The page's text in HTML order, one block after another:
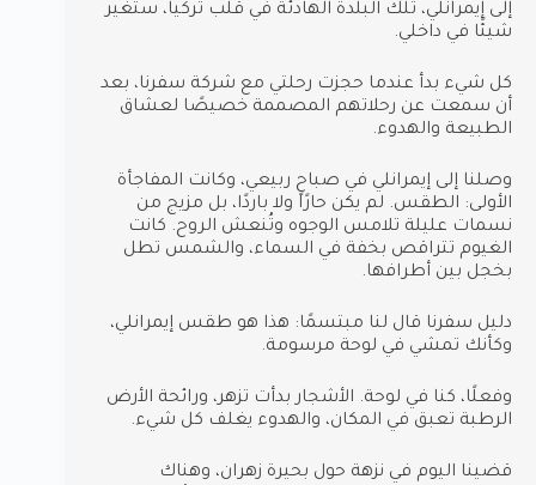
إلى إيمرانلي، تلك البلدة الهادئة في قلب تركيا، ستُغير
شيئًا في داخلي.
كل شيء بدأ عندما حجزت رحلتي مع شركة سفرنا، بعد
أن سمعت عن رحلاتهم المصممة خصيصًا لعشاق
الطبيعة والهدوء.
وصلنا إلى إيمرانلي في صباحٍ ربيعي، وكانت المفاجأة
الأولى: الطقس. لم يكن حارًا ولا باردًا، بل مزيج من
نسمات عليلة تلامس الوجوه وتُنعش الروح. كانت
الغيوم تتراقص بخفة في السماء، والشمس تطل
بخجل بين أطرافها.
دليل سفرنا قال لنا مبتسمًا: هذا هو طقس إيمرانلي،
وكأنك تمشي في لوحة مرسومة.
وفعلًا، كنا في لوحة. الأشجار بدأت تزهر، ورائحة الأرض
الرطبة تعبق في المكان، والهدوء يغلف كل شيء.
قضينا اليوم في نزهة حول بحيرة زهران، وهناك